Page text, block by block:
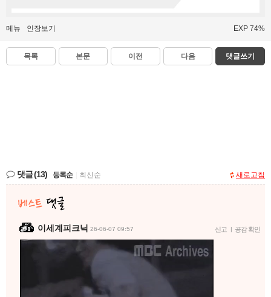
메뉴 인장보기 EXP 74%
목록 본문 이전 다음 댓글쓰기
댓글(13) 등록순 최신순 새로고침
이세계피크닉 26-06-07 09:57 신고 | 공감 확인